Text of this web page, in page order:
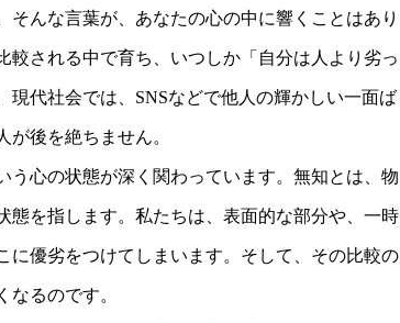
そんな言葉が、あなたの心の中に響くことはあり
較される中で育ち、いつしか「自分は人より劣っ
代社会では、SNSなどで他人の輝かしい一面ば
後を絶ちません。
う心の状態が深く関わっています。無知とは、物
を指します。私たちは、表面的な部分や、一時
に優劣をつけてしまいます。そして、その比較の
るのです。